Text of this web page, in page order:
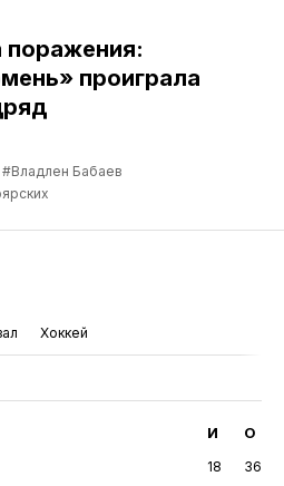
проиграла
#Владлен Бабаев
Хоккей
И О
18
36